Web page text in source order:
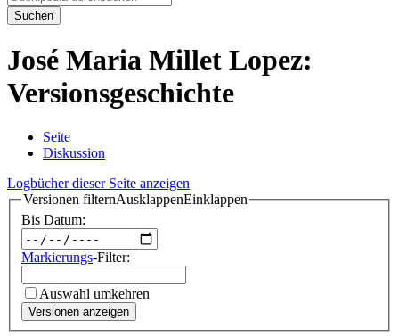
Suchen
José Maria Millet Lopez:
Versionsgeschichte
Seite
Diskussion
Logbücher dieser Seite anzeigen
Versionen filternAusklappenEinklappen
Bis Datum:
Markierungs-Filter:
Auswahl umkehren
Versionen anzeigen